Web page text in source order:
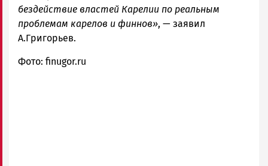
бездействие властей Карелии по реальным
проблемам карелов и финнов», — заявил
А.Григорьев.
Фото: finugor.ru